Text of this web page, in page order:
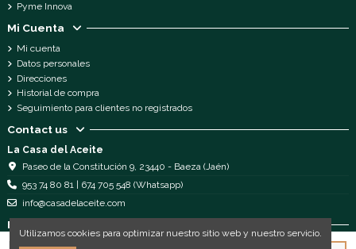
Pyme Innova
Mi Cuenta
Mi cuenta
Datos personales
Direcciones
Historial de compra
Seguimiento para clientes no registrados
Contact us
La Casa del Aceite
Paseo de la Constitución 9, 23440 - Baeza (Jaén)
953 74 80 81 | 674 705 548 (Whatsapp)
info@casadelaceite.com
Follow us
Utilizamos cookies para optimizar nuestro sitio web y nuestro servicio.